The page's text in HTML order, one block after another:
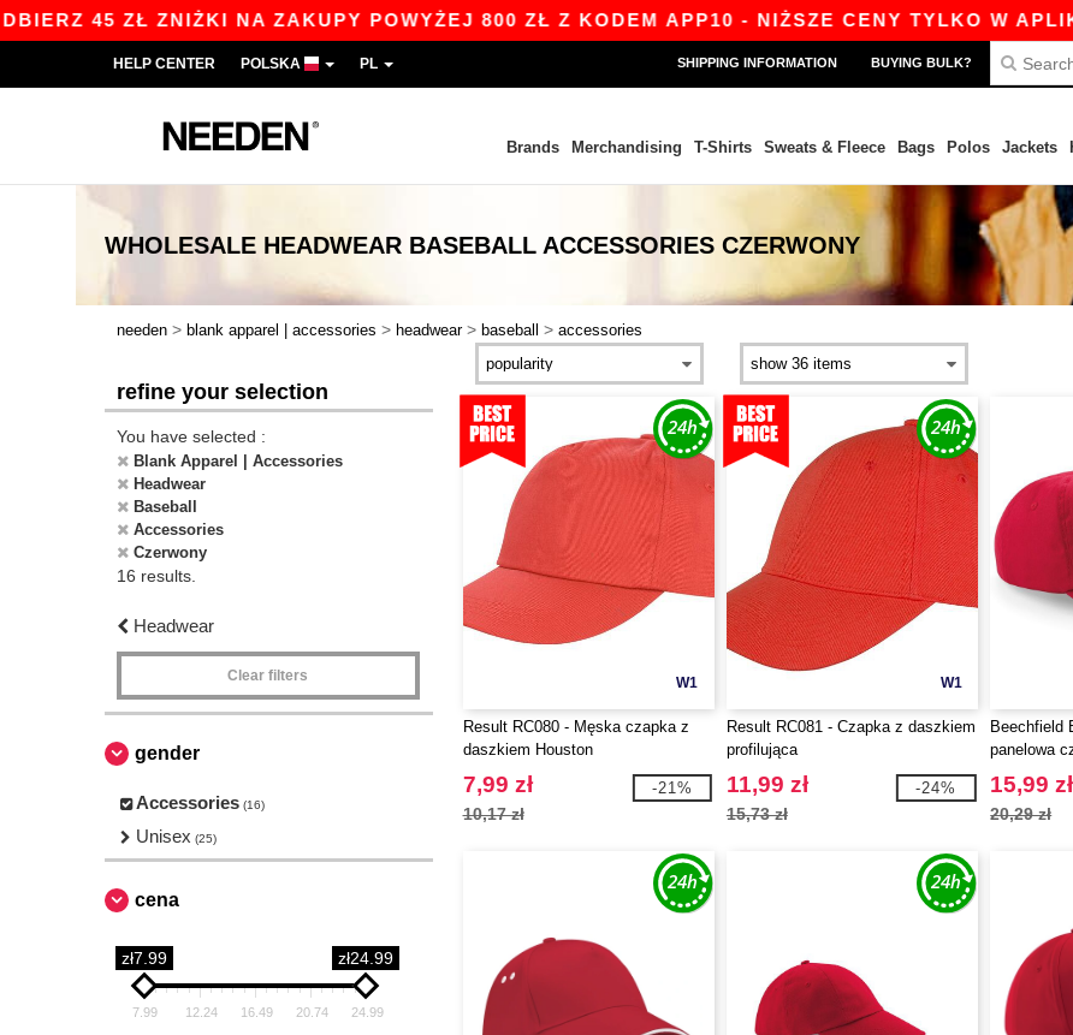
45 ZŁ ZNIŻKI NA ZAKUPY POWYŻEJ 800 ZŁ Z KODEM APP10 - NIŻSZE CENY TYLKO W
HELP CENTER POLSKA PL SHIPPING INFORMATION BUYING BULK?
Brands Merchandising T-Shirts Sweats & Fleece Bags Polos Jackets
WHOLESALE HEADWEAR BASEBALL ACCESSORIES CZERWONY
needen > blank apparel | accessories > headwear > baseball > accessories
refine your selection
You have selected :
Blank Apparel | Accessories
Headwear
Baseball
Accessories
Czerwony
16 results.
Headwear
Clear filters
gender
Accessories (16)
Unisex (25)
cena
zł7.99 zł24.99
7.99 12.24 16.49 20.74 24.99
W1
Result RC080 - Męska czapka z
daszkiem Houston
7,99 zł
10,17 zł
-21%
W1
Result RC081 - Czapka z daszkiem
profilująca
11,99 zł
15,73 zł
-24%
Beechfield
panelowa
15,99 zł
20,29 zł